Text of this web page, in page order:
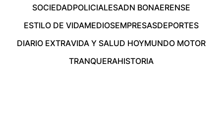
SOCIEDADPOLICIALESADN BONAERENSE
ESTILO DE VIDAMEDIOSEMPRESASDEPORTES
DIARIO EXTRAVIDA Y SALUD HOYMUNDO MOTOR
TRANQUERAHISTORIA